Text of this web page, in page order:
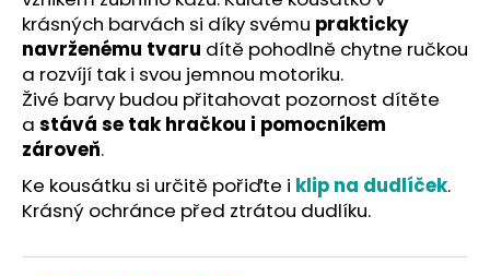
krásných barvách si díky svému prakticky
navrženému tvaru dítě pohodlně chytne ručkou
a rozvíjí tak i svou jemnou motoriku.
Živé barvy budou přitahovat pozornost dítěte
a stává se tak hračkou i pomocníkem
zároveň.
Ke kousátku si určitě pořiďte i klip na dudlíček.
Krásný ochránce před ztrátou dudlíku.
o
p
o
r
u
č
u
j
e
e